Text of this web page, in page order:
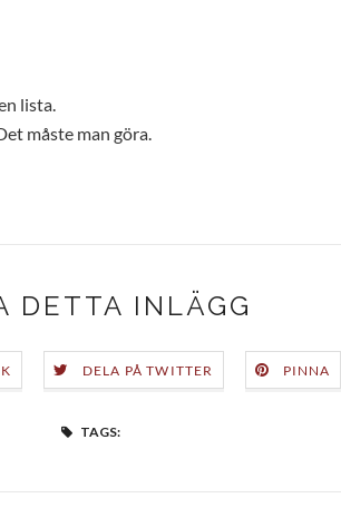
lista.
måste man göra.
DETTA INLÄGG
DELA PÅ TWITTER PINNA
TAGS: